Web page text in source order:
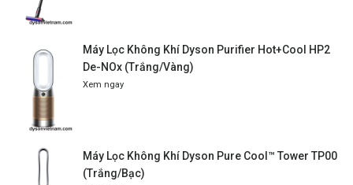
Máy Lọc Không Khí Dyson Purifier Hot+Cool HP2
De-NOx (Trắng/Vàng)
Xem ngay
Máy Lọc Không Khí Dyson Pure Cool™ Tower TP00
(Trắng/Bạc)